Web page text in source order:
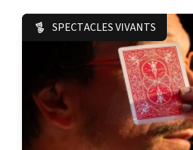
SPECTACLES VIVANTS